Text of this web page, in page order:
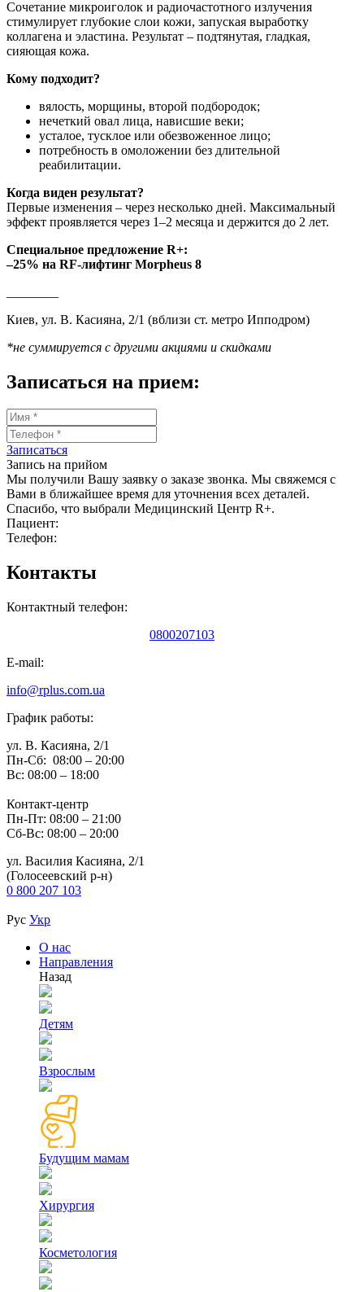
Сочетание микроиголок и радиочастотного излучения
стимулирует глубокие слои кожи, запуская выработку
коллагена и эластина. Результат – подтянутая, гладкая,
сияющая кожа.
Кому подходит?
вялость, морщины, второй подбородок;
нечеткий овал лица, нависшие веки;
усталое, тусклое или обезвоженное лицо;
потребность в омоложении без длительной
реабилитации.
Когда виден результат?
Первые изменения – через несколько дней. Максимальный
эффект проявляется через 1–2 месяца и держится до 2 лет.
Специальное предложение R+:
–25% на RF-лифтинг Morpheus 8
Киев, ул. В. Касияна, 2/1 (вблизи ст. метро Ипподром)
*не суммируется с другими акциями и скидками
Записаться на прием:
Записаться
Запись на прийом
Мы получили Вашу заявку о заказе звонка. Мы свяжемся с
Вами в ближайшее время для уточнения всех деталей.
Спасибо, что выбрали Медицинский Центр R+.
Пациент:
Телефон:
Контакты
Контактный телефон:
0800207103
E-mail:
info@rplus.com.ua
График работы:
ул. В. Касияна, 2/1
Пн-Сб: 08:00 – 20:00
Вс: 08:00 – 18:00
Контакт-центр
Пн-Пт: 08:00 – 21:00
Сб-Вс: 08:00 – 20:00
ул. Василия Касияна, 2/1
(Голосеевский р-н)
0 800 207 103
Рус Укр
О нас
Направления
Назад
Детям
Взрослым
Будущим мамам
Хирургия
Косметология